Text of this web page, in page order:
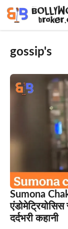
gossip's
Sumona
दर्दभरी कहानी